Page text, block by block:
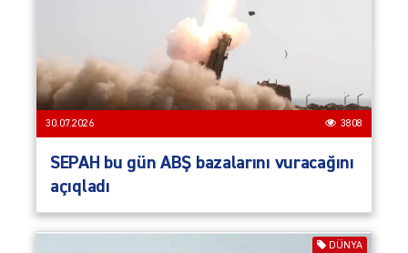
30.07.2026 3808
SEPAH bu gün ABŞ bazalarını vuracağını
açıqladı
DÜNYA